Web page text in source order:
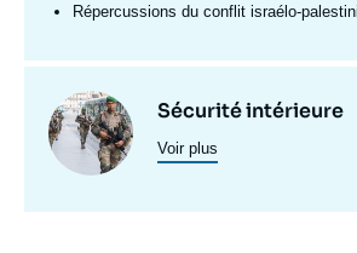
Répercussions du conflit israélo-
Centres
programmes
de
Image
principale
Sécurité intérieure
Voir plus